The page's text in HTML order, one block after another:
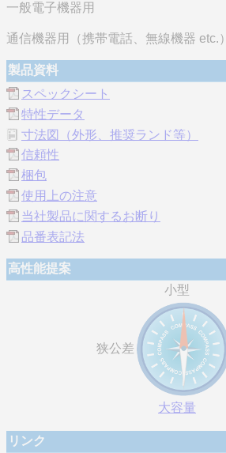
一般電子機器用
通信機器用（携帯電話、無線機器 etc.）
製品資料
スペックシート
特性データ
寸法図（外形、推奨ランド等）
信頼性
梱包
使用上の注意
当社製品に関するお断り
品番表記法
高性能提案
小型
狭公差
大容量
リンク